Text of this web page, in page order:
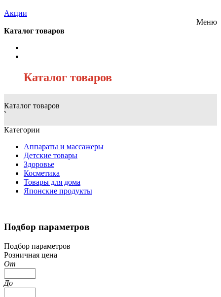
Акции
Меню
Каталог товаров
Каталог товаров
Каталог товаров
`
Категории
Аппараты и массажеры
Детские товары
Здоровье
Косметика
Товары для дома
Японские продукты
Подбор параметров
Подбор параметров
Розничная цена
От
До